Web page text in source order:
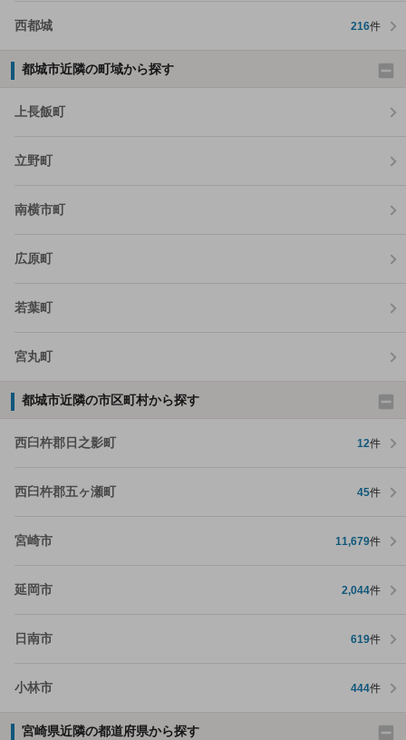
西都城 216件
都城市近隣の町域から探す
上長飯町
立野町
南横市町
広原町
若葉町
宮丸町
都城市近隣の市区町村から探す
西臼杵郡日之影町 12件
西臼杵郡五ヶ瀬町 45件
宮崎市 11,679件
延岡市 2,044件
日南市 619件
小林市 444件
宮崎県近隣の都道府県から探す